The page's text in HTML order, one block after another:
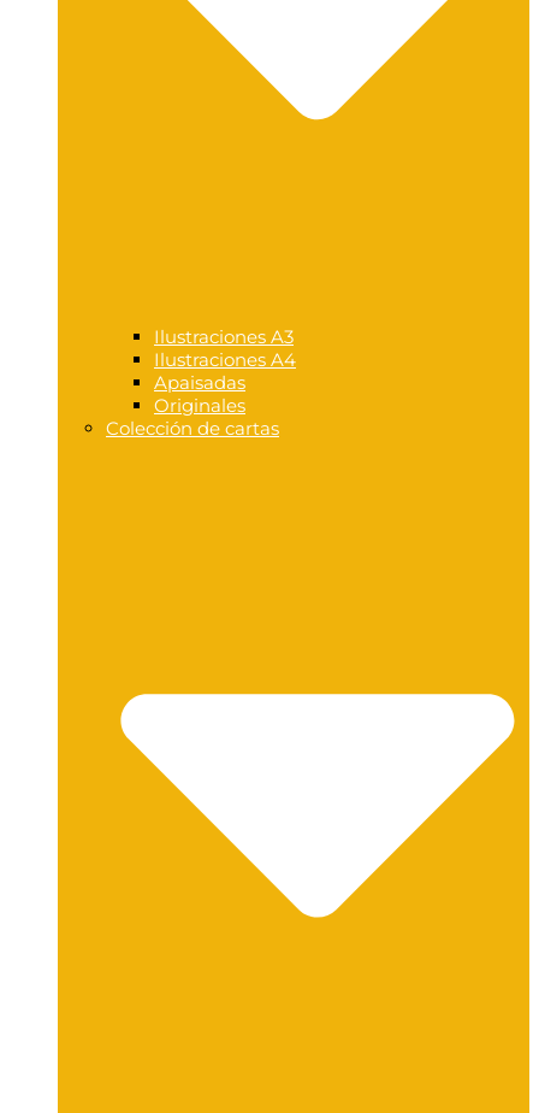
Ilustraciones A3
Ilustraciones A4
Apaisadas
Originales
Colección de cartas